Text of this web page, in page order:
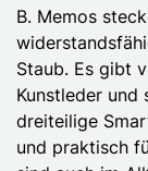
B. Memos
Staub. Es gibt
Kunstleder und
dreiteilige
und praktisch